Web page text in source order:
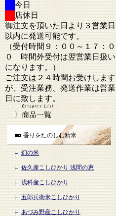
今日
店休日
御注文を頂いた日より３営業日
以内に発送可能です。
（受付時間９：００～１７：０
０ 時間外受付は翌営業日扱い
になります。）
ご注文は２４時間お受けします
が、受注業務、発送作業は営業
日に致します。
香りをたのしむ精米
幻の米
佐久産こしひかり 浅間の恵
浅科産こしひかり
五郎兵衛米こしひかり
あづみ野産こしひかり